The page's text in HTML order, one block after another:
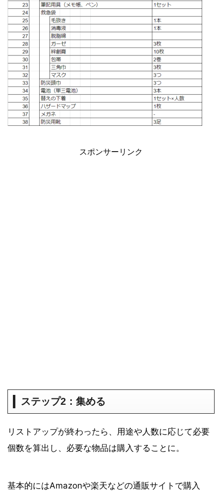
スポンサーリンク
ステップ2：集める
リストアップが終わったら、用途や人数に応じて必要
個数を算出し、必要な物品は購入することに。
基本的にはAmazonや楽天などの通販サイトで購入